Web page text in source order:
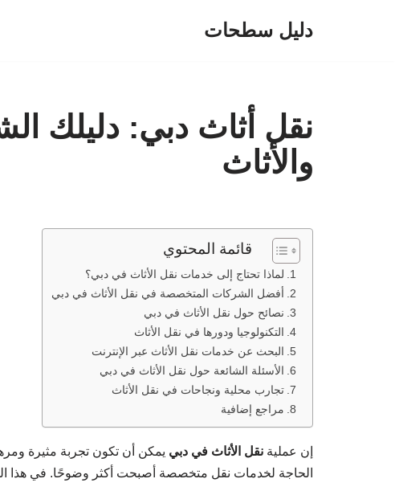
دليل سطحات
نقل أثاث دبي: دليلك
والأثاث
قائمة المحتوي
لماذا تحتاج إلى خدمات نقل الأثاث في دبي؟
أفضل الشركات المتخصصة في نقل الأثاث في دبي
نصائح حول نقل الأثاث في دبي
التكنولوجيا ودورها في نقل الأثاث
البحث عن خدمات نقل الأثاث عبر الإنترنت
الأسئلة الشائعة حول نقل الأثاث في دبي
تجارب محلية ونجاحات في نقل الأثاث
مراجع إضافية
إن عملية نقل الأثاث في دبي يمكن أن تكون تجربة مثيرة
الحاجة لخدمات نقل متخصصة أصبحت أكثر وضوحًا. في هذا